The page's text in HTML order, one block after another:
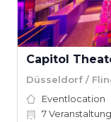
Capitol
Düsseldorf /
Eventlocation
7